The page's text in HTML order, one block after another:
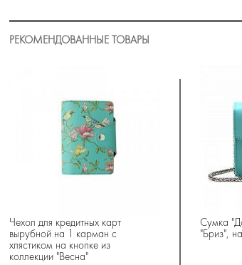
РЕКОМЕНДОВАННЫЕ ТОВАРЫ
Чехол для кредитных карт
вырубной на 1 карман с
хлястиком на кнопке из
коллекции "Весна"
Сумка
"Бриз",